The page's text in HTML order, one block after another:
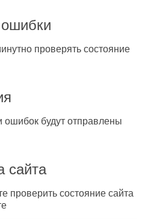
проверять состояние
ошибок будут отправлены
сайта
проверить состояние сайта